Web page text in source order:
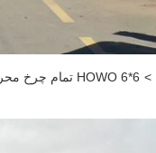
> HOWO 6*6 تمام چرخ محرک خلاء تانک تمیز کردن فاضلاب تانکر آبشوری و آبشوری